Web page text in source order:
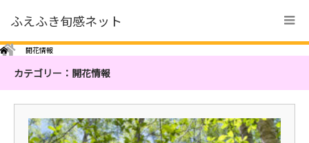
ふえふき旬感ネット
Home 開花情報
カテゴリー：開花情報